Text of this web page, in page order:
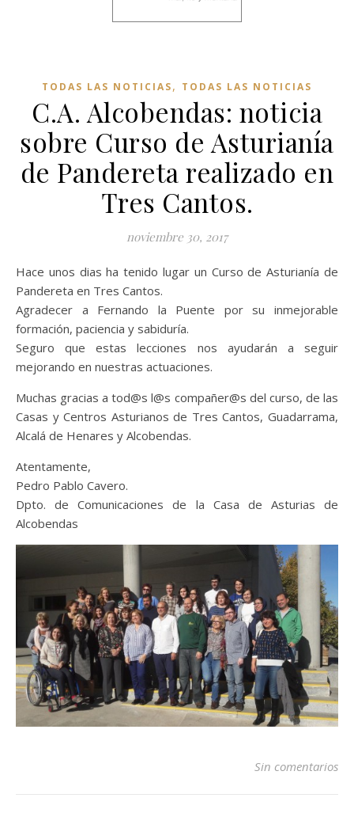
TODAS LAS NOTICIAS, TODAS LAS NOTICIAS
C.A. Alcobendas: noticia
sobre Curso de Asturianía
de Pandereta realizado en
Tres Cantos.
noviembre 30, 2017
Hace unos dias ha tenido lugar un Curso de Asturianía de
Pandereta en Tres Cantos.
Agradecer a Fernando la Puente por su inmejorable
formación, paciencia y sabiduría.
Seguro que estas lecciones nos ayudarán a seguir
mejorando en nuestras actuaciones.
Muchas gracias a tod@s l@s compañer@s del curso, de las
Casas y Centros Asturianos de Tres Cantos, Guadarrama,
Alcalá de Henares y Alcobendas.
Atentamente,
Pedro Pablo Cavero.
Dpto. de Comunicaciones de la Casa de Asturias de
Alcobendas
Sin comentarios